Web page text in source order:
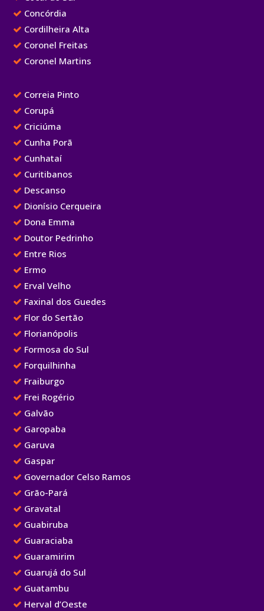
Concórdia
Cordilheira Alta
Coronel Freitas
Coronel Martins
Correia Pinto
Corupá
Criciúma
Cunha Porã
Cunhataí
Curitibanos
Descanso
Dionísio Cerqueira
Dona Emma
Doutor Pedrinho
Entre Rios
Ermo
Erval Velho
Faxinal dos Guedes
Flor do Sertão
Florianópolis
Formosa do Sul
Forquilhinha
Fraiburgo
Frei Rogério
Galvão
Garopaba
Garuva
Gaspar
Governador Celso Ramos
Grão-Pará
Gravatal
Guabiruba
Guaraciaba
Guaramirim
Guarujá do Sul
Guatambu
Herval d’Oeste